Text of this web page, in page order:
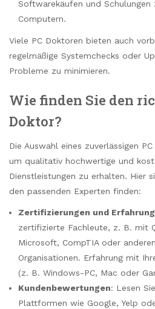
Softwarekäufen und Schulungen
Computern.
Viele PC Doktoren bieten auch
regelmäßige Systemchecks oder
Probleme zu minimieren.
Wie finden Sie den
Doktor?
Die Auswahl eines zuverlässigen
um qualitativ hochwertige und
Dienstleistungen zu erhalten. Hier
den passenden Experten finden:
Zertifizierungen und Erfahrung
zertifizierte Fachleute, z. B. mit
Microsoft, CompTIA oder
Organisationen. Erfahrung mit
(z. B. Windows-PC, Mac oder
Kundenbewertungen: Lesen
Plattformen wie Google, Yelp